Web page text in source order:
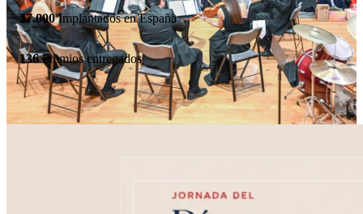
27.000Implantados en España
136Premios entregados